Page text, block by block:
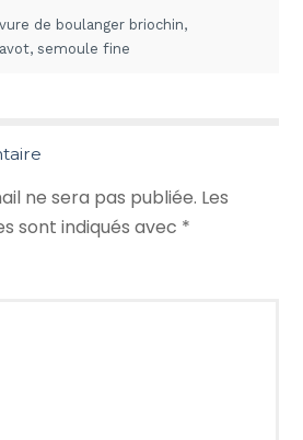
de boulanger briochin,
,semoule fine
ne sera pas publiée. Les
sont indiqués avec *